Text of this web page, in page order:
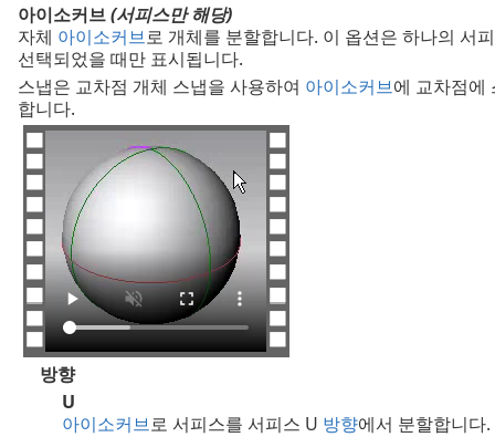
아이소커브(서피스만 해당)
자체 아이소커브로 개체를 분할합니다. 이 옵션은 하나의 서
선택되었을 때만 표시됩니다.
스냅은 교차점 개체 스냅을 사용하여 아이소커브에 교차점에
합니다.
방향
U
아이소커브로 서피스를 서피스 U 방향에서 분할합니다.